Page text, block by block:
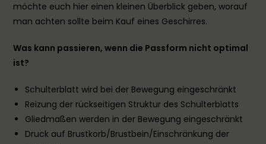
möchte euch hier einen kleinen Überblick geben, worauf
man achten sollte beim Kauf eines Geschirres.
Was kann passieren, wenn die Passform nicht optimal
ist?
Schulterblatt wird bei der Bewegung eingeschränkt
Reizung der rückseitigen Struktur des Schulterblatts
Gliedmaßen werden in der Bewegung eingeschränkt
Druck auf Brustkorb/Brustbein/Einschränkung der